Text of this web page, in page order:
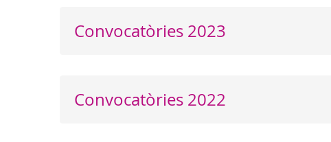
Convocatòries 2023
Convocatòries 2022